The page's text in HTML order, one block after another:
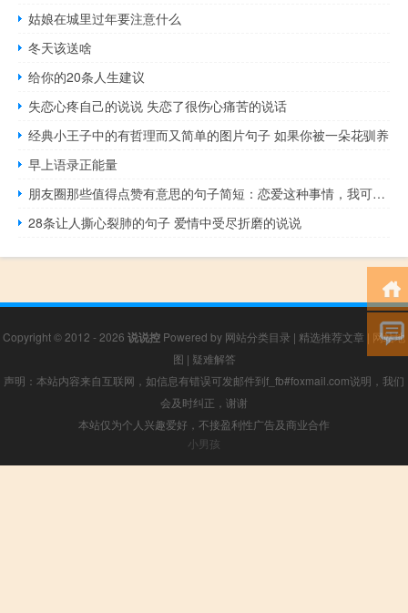
姑娘在城里过年要注意什么
冬天该送啥
给你的20条人生建议
失恋心疼自己的说说 失恋了很伤心痛苦的说话
经典小王子中的有哲理而又简单的图片句子 如果你被一朵花驯养
早上语录正能量
朋友圈那些值得点赞有意思的句子简短：恋爱这种事情，我可以亲自教你
28条让人撕心裂肺的句子 爱情中受尽折磨的说说
Copyright © 2012 - 2026 说说控 Powered by 网站分类目录 | 精选推荐文章 | 网站地
图 | 疑难解答
声明：本站内容来自互联网，如信息有错误可发邮件到f_fb#foxmail.com说明，我们
会及时纠正，谢谢
本站仅为个人兴趣爱好，不接盈利性广告及商业合作
小男孩